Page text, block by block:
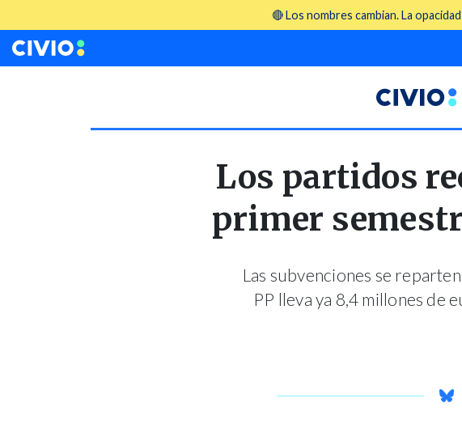
🔴 Los nombres cambian. La
Los partidos
primer
Las subvenciones se
PP lleva ya 8,4 millones de